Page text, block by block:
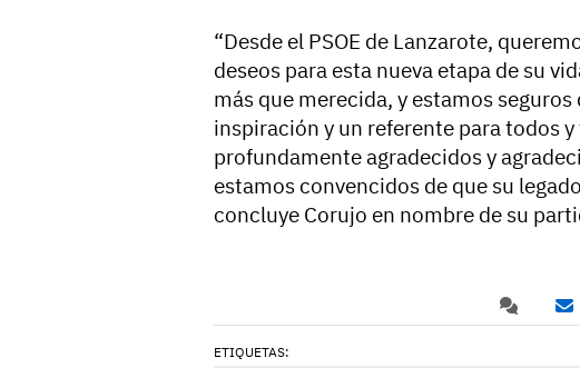
“Desde el PSOE de Lanzarote,
deseos para esta nueva etapa de su
más que merecida, y estamos
inspiración y un referente para todos
profundamente agradecidos y
estamos convencidos de que su
concluye Corujo en nombre de su
ETIQUETAS: